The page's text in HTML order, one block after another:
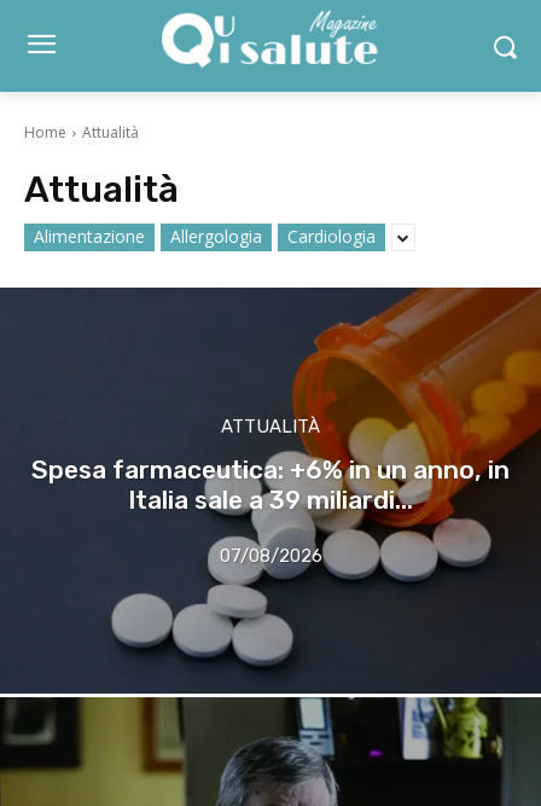
Home Attualità
Attualità
Alimentazione Allergologia Cardiologia
ATTUALITÀ
Spesa farmaceutica: +6% in un anno, in
Italia sale a 39 miliardi...
07/08/2026